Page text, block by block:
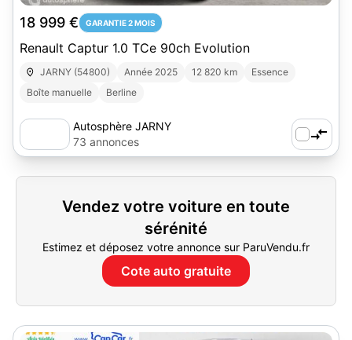
18 999 € GARANTIE 2 MOIS
Renault Captur 1.0 TCe 90ch Evolution
JARNY (54800) Année 2025 12 820 km
Essence
Boîte manuelle
Berline
Autosphère JARNY
73 annonces
Vendez votre voiture en toute
sérénité
Estimez et déposez votre annonce sur ParuVendu.fr
Cote auto gratuite